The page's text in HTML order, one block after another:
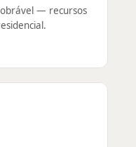
— recursos